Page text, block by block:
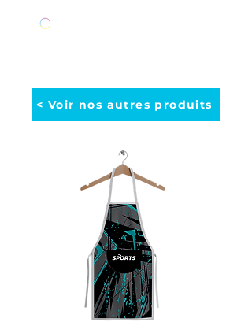
< Voir nos autres produits